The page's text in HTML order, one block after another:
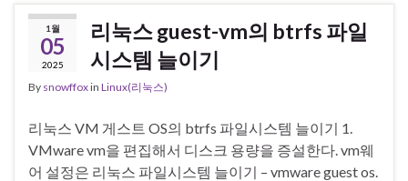
1월
05
2025
리눅스 guest-vm의 btrfs 파일
시스템 늘이기
By snowffoxin Linux(리눅스)
리눅스 VM 게스트 OS의 btrfs 파일시스템 늘이기 1.
VMware vm을 편집해서 디스크 용량을 증설한다. vm웨
어 설정은 리눅스 파일시스템 늘이기 – vmware guest os.